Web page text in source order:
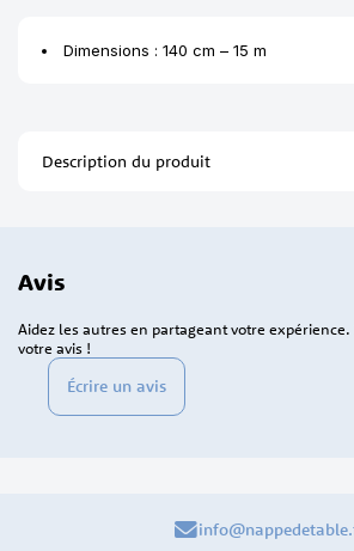
Dimensions : 140 cm – 15 m
Description du produit
Avis
Écrire un avis
Aidez les autres en partageant votre
votre avis !